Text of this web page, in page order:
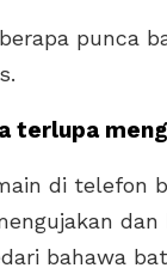
punca
terlupa
di telefon
dan
bahawa